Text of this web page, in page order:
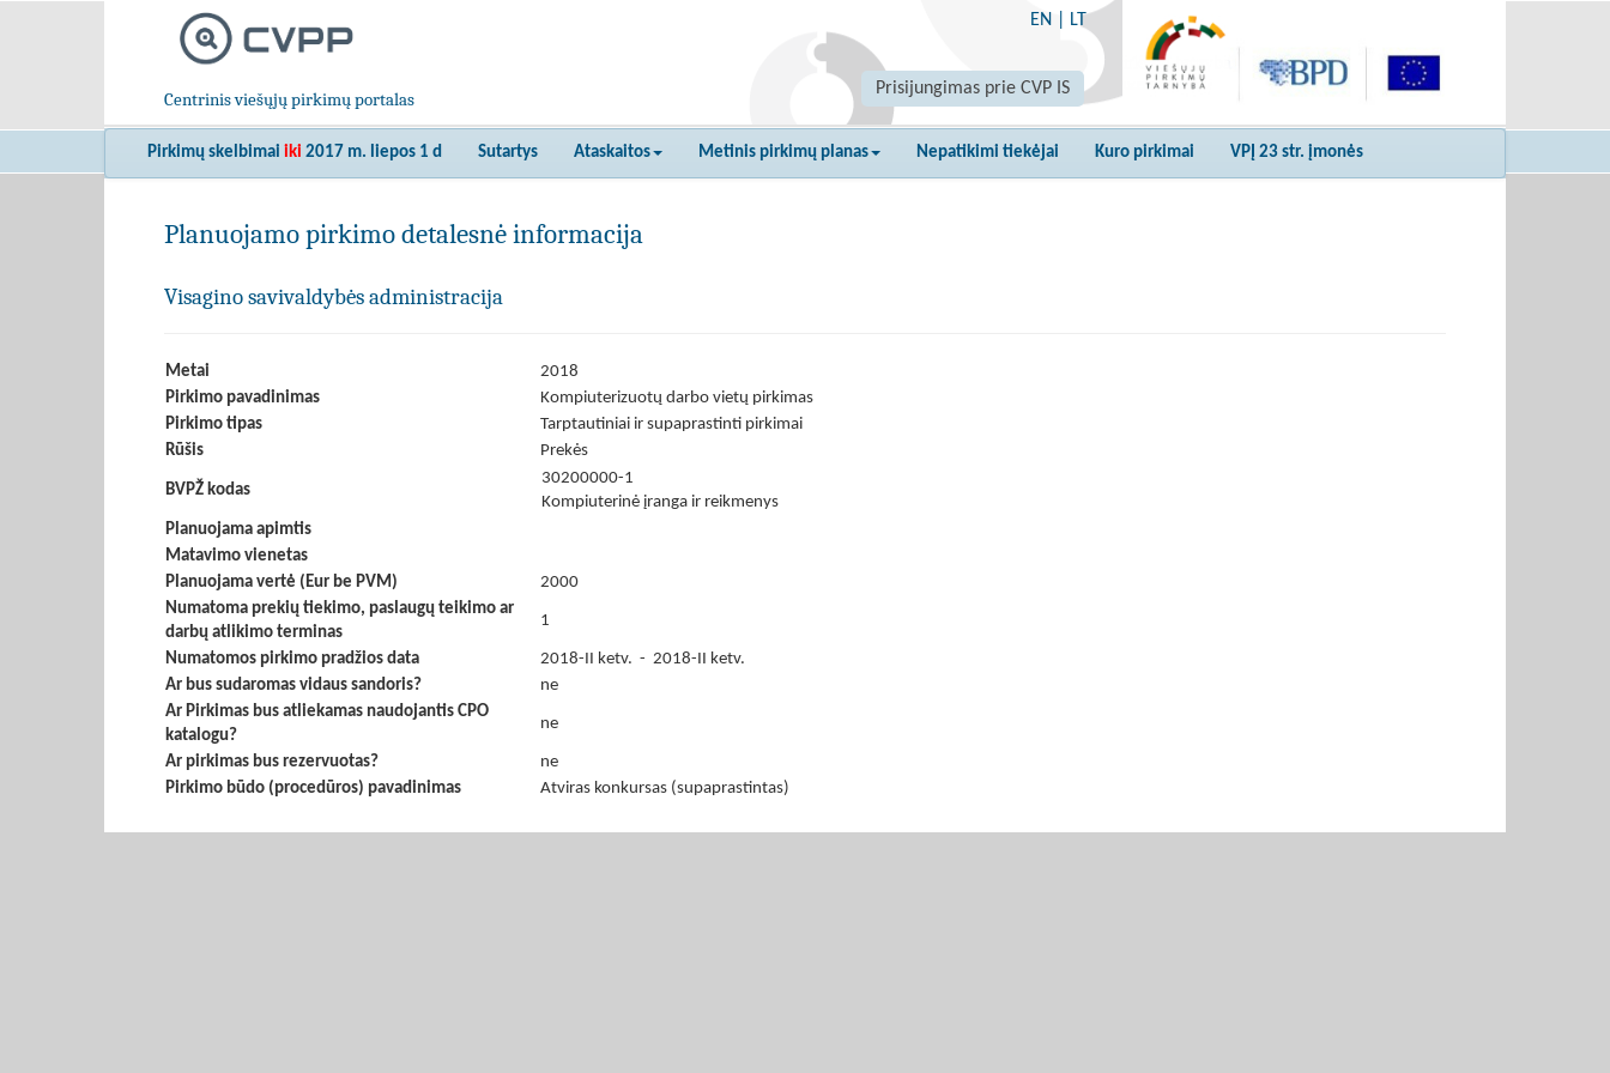
Centrinis viešųjų pirkimų portalas
EN LT
Prisijungimas prie CVP IS
Pirkimų skelbimai iki 2017 m. liepos 1 d Sutartys Ataskaitos Metinis pirkimų planas Nepatikimi tiekėjai Kuro pirkimai VPĮ 23 str. įmonės
Planuojamo pirkimo detalesnė informacija
Visagino savivaldybės administracija
Metai
2018
Pirkimo pavadinimas
Kompiuterizuotų darbo vietų pirkimas
Pirkimo tipas
Tarptautiniai ir supaprastinti pirkimai
Rūšis
Prekės
BVPŽ kodas
30200000-1
Kompiuterinė įranga ir reikmenys
Planuojama apimtis
Matavimo vienetas
Planuojama vertė (Eur be PVM)
2000
Numatoma prekių tiekimo, paslaugų teikimo ar
darbų atlikimo terminas
1
Numatomos pirkimo pradžios data
2018-II ketv. - 2018-II ketv.
Ar bus sudaromas vidaus sandoris?
ne
Ar Pirkimas bus atliekamas naudojantis CPO
katalogu?
ne
Ar pirkimas bus rezervuotas?
ne
Pirkimo būdo (procedūros) pavadinimas
Atviras konkursas (supaprastintas)